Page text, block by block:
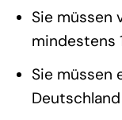
Sie müssen
mindestens
Sie müssen